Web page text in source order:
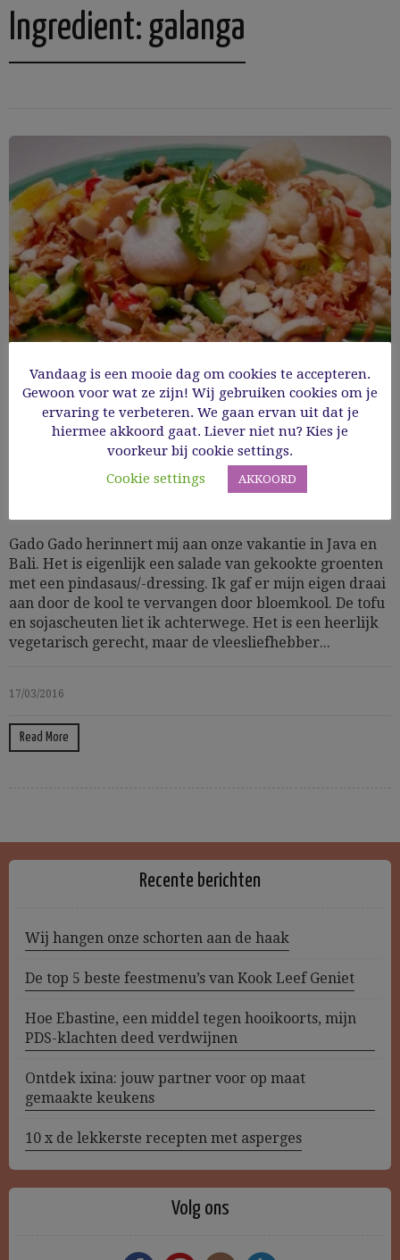
Ingredient: galanga
Gado Gado
Gezond Groenten
Gado Gado herinnert mij aan onze vakantie in Java en
Bali. Het is eigenlijk een salade van gekookte groenten
met een pindasaus/-dressing. Ik gaf er mijn eigen draai
aan door de kool te vervangen door bloemkool. De tofu
en sojascheuten liet ik achterwege. Het is een heerlijk
vegetarisch gerecht, maar de vleesliefhebber...
17/03/2016
Read More
Recente berichten
Wij hangen onze schorten aan de haak
De top 5 beste feestmenu’s van Kook Leef Geniet
Hoe Ebastine, een middel tegen hooikoorts, mijn
PDS-klachten deed verdwijnen
Ontdek ixina: jouw partner voor op maat
gemaakte keukens
10 x de lekkerste recepten met asperges
Volg ons
Vandaag is een mooie dag om cookies te accepteren.
Gewoon voor wat ze zijn! Wij gebruiken cookies om je
ervaring te verbeteren. We gaan ervan uit dat je
hiermee akkoord gaat. Liever niet nu? Kies je
voorkeur bij cookie settings.
Cookie settings
AKKOORD